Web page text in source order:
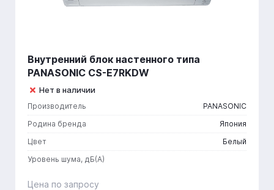
Внутренний блок настенного типа
PANASONIC CS-E7RKDW
Нет в наличии
Производитель
PANASONIC
Родина бренда
Япония
Цвет
Белый
Уровень шума, дБ(А)
Цена по запросу